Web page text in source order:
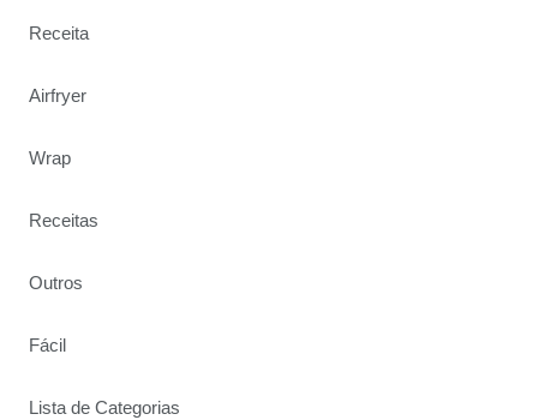
Receita
Airfryer
Wrap
Receitas
Outros
Fácil
Lista de Categorias